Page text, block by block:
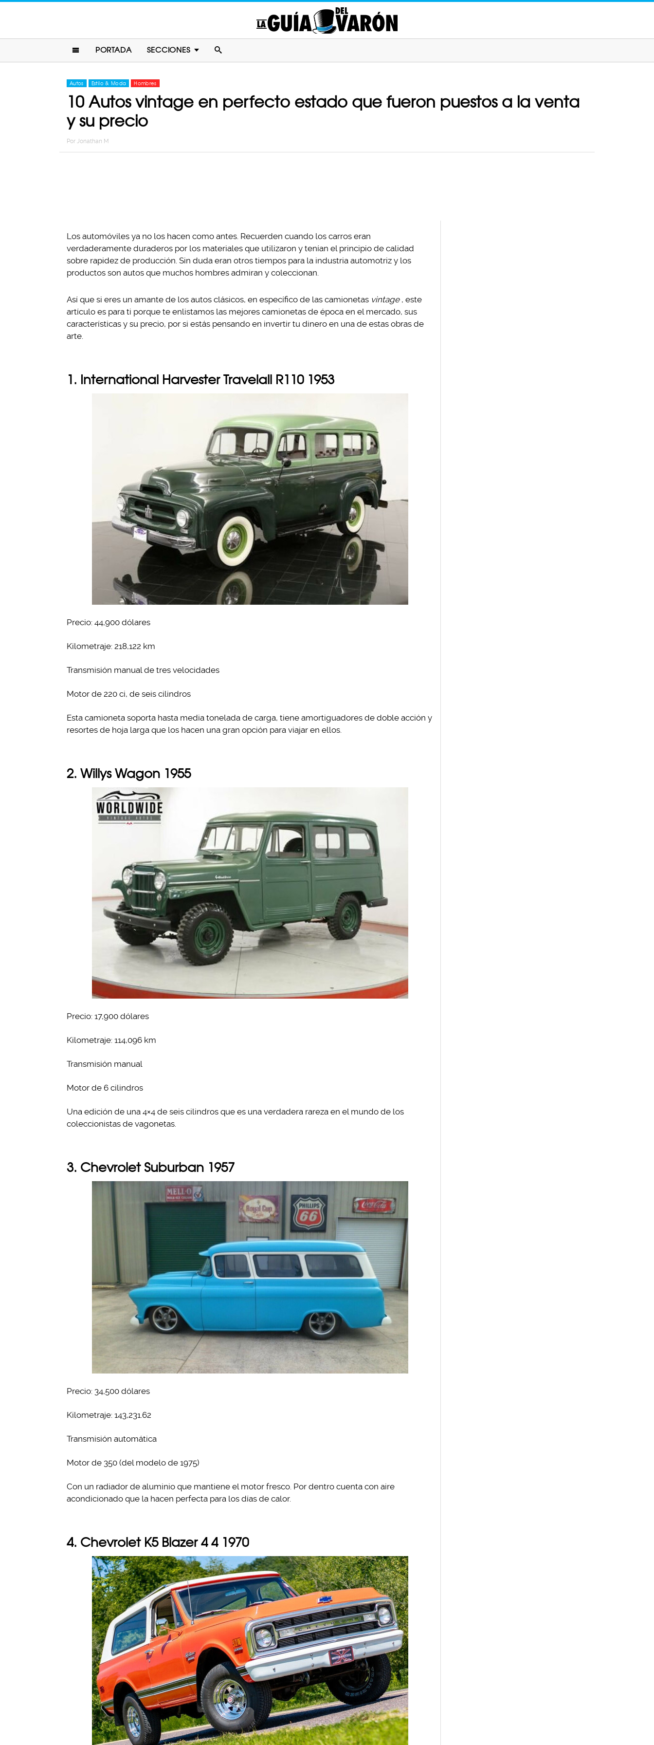
PORTADA SECCIONES
Autos Estilo & Moda Hombres
10 Autos vintage en perfecto estado que fueron puestos a la venta
y su precio
Por Jonathan M
Los automóviles ya no los hacen como antes. Recuerden cuando los carros eran
verdaderamente duraderos por los materiales que utilizaron y tenían el principio de calidad
sobre rapidez de producción. Sin duda eran otros tiempos para la industria automotriz y los
productos son autos que muchos hombres admiran y coleccionan.
Así que si eres un amante de los autos clásicos, en específico de las camionetas vintage , este
artículo es para ti porque te enlistamos las mejores camionetas de época en el mercado, sus
características y su precio, por si estás pensando en invertir tu dinero en una de estas obras de
arte.
1. International Harvester Travelall R110 1953
Precio: 44,900 dólares
Kilometraje: 218,122 km
Transmisión manual de tres velocidades
Motor de 220 ci, de seis cilindros
Esta camioneta soporta hasta media tonelada de carga, tiene amortiguadores de doble acción y
resortes de hoja larga que los hacen una gran opción para viajar en ellos.
2. Willys Wagon 1955
Precio: 17,900 dólares
Kilometraje: 114,096 km
Transmisión manual
Motor de 6 cilindros
Una edición de una 4×4 de seis cilindros que es una verdadera rareza en el mundo de los
coleccionistas de vagonetas.
3. Chevrolet Suburban 1957
Precio: 34,500 dólares
Kilometraje: 143,231.62
Transmisión automática
Motor de 350 (del modelo de 1975)
Con un radiador de aluminio que mantiene el motor fresco. Por dentro cuenta con aire
acondicionado que la hacen perfecta para los días de calor.
4. Chevrolet K5 Blazer 4×4 1970